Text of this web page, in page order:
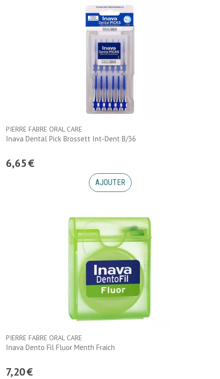
PIERRE FABRE ORAL CARE
Inava Dental Pick Brossett Int-Dent B/36
6,65€
AJOUTER
PIERRE FABRE ORAL CARE
Inava Dento Fil Fluor Menth Fraich
7,20€